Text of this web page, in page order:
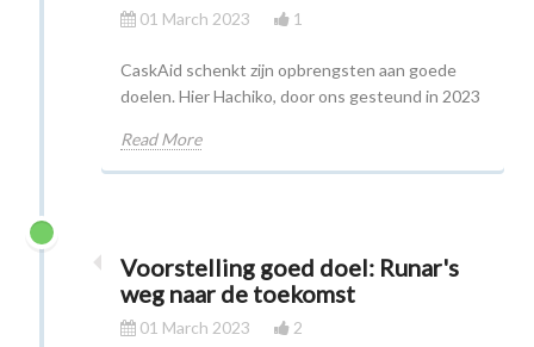
01 March 2023 1
CaskAid schenkt zijn opbrengsten aan goede
doelen. Hier Hachiko, door ons gesteund in 2023
Read More
Voorstelling goed doel: Runar's
weg naar de toekomst
01 March 2023 2